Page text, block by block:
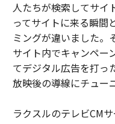
人たちが検索してサイ
ってサイトに来る瞬間
ミングが違いました。
サイト内でキャンペー
てデジタル広告を打っ
放映後の導線にチュー
ラクスルのテレビCM